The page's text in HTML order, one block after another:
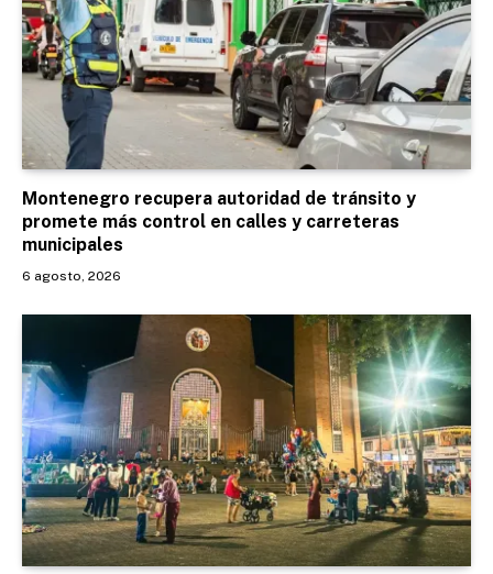
Montenegro recupera autoridad de tránsito y
promete más control en calles y carreteras
municipales
6 agosto, 2026